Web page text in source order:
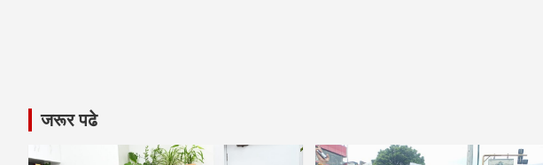
जरूर पढे